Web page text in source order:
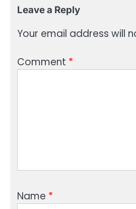
Leave a Reply
Your email address will
Comment *
Name *